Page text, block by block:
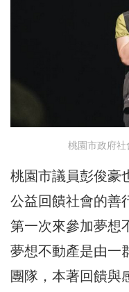
桃園市政府社
桃園市議員彭俊豪
公益回饋社會的善
第一次來參加夢想
夢想不動產是由一
團隊，本著回饋與